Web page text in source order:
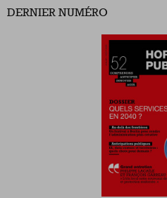
Qui sommes-nous ?
Nous contacter
DERNIER NUMÉRO